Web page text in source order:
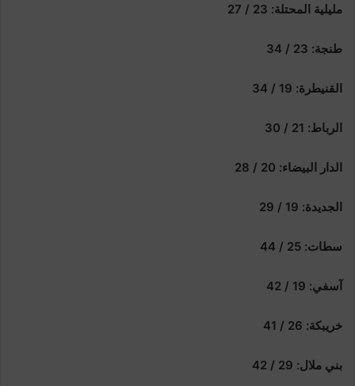
مليلية المحتلة: 23 / 27
طنجة: 23 / 34
القنيطرة: 19 / 34
الرباط: 21 / 30
الدار البيضاء: 20 / 28
الجديدة: 19 / 29
سطات: 25 / 44
آسفي: 19 / 42
خريبكة: 26 / 41
بني ملال: 29 / 42